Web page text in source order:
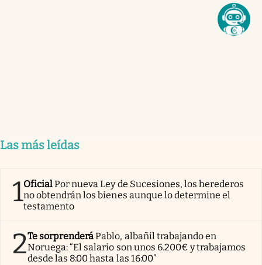
Las más leídas
1OficialPor nueva Ley de Sucesiones, los herederos
no obtendrán los bienes aunque lo determine el
testamento
2Te sorprenderáPablo, albañil trabajando en
Noruega: “El salario son unos 6.200€ y trabajamos
desde las 8:00 hasta las 16:00”